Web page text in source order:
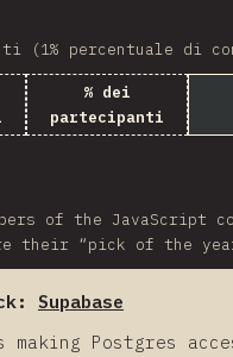
(1% percentuale di
% dei
partecipanti
of the JavaScript
their “pick of the
Supabase
making Postgres